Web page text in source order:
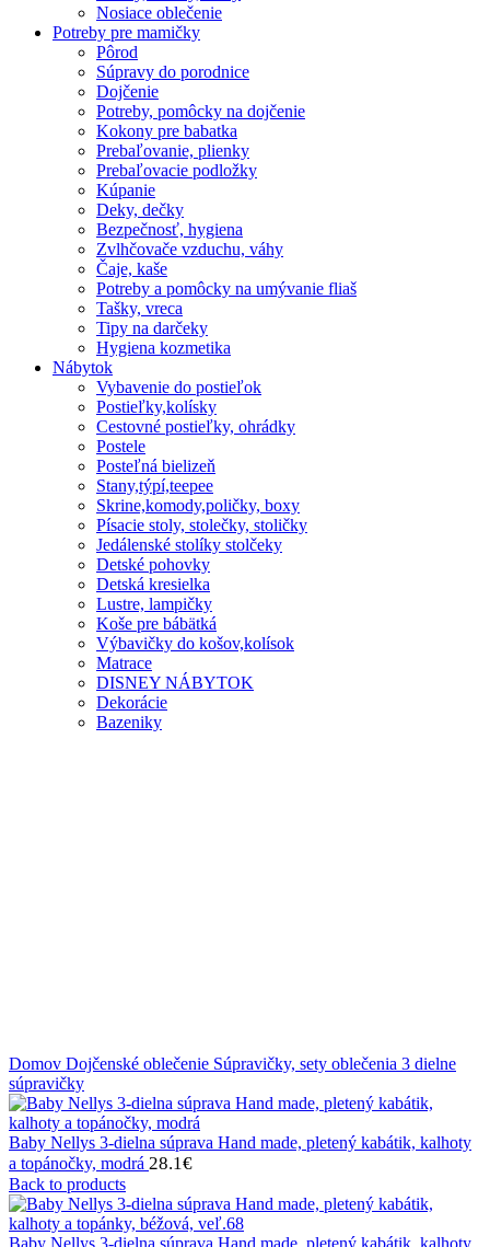
Nosiace oblečenie
Potreby pre mamičky
Pôrod
Súpravy do porodnice
Dojčenie
Potreby, pomôcky na dojčenie
Kokony pre babatka
Prebaľovanie, plienky
Prebaľovacie podložky
Kúpanie
Deky, dečky
Bezpečnosť, hygiena
Zvlhčovače vzduchu, váhy
Čaje, kaše
Potreby a pomôcky na umývanie fliaš
Tašky, vreca
Tipy na darčeky
Hygiena kozmetika
Nábytok
Vybavenie do postieľok
Postieľky,kolísky
Cestovné postieľky, ohrádky
Postele
Posteľná bielizeň
Stany,týpí,teepee
Skrine,komody,poličky, boxy
Písacie stoly, stolečky, stoličky
Jedálenské stolíky stolčeky
Detské pohovky
Detská kresielka
Lustre, lampičky
Koše pre bábätká
Výbavičky do košov,kolísok
Matrace
DISNEY NÁBYTOK
Dekorácie
Bazeniky
Domov Dojčenské oblečenie Súpravičky, sety oblečenia 3 dielne
súpravičky
Baby Nellys 3-dielna súprava Hand made, pletený kabátik, kalhoty
a topánočky, modrá 28.1€
Back to products
Baby Nellys 3-dielna súprava Hand made, pletený kabátik, kalhoty